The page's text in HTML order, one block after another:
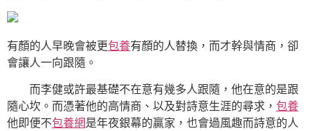
有顏的人早晚會被更包養有顏的人替換，而才幹與情商，卻
會讓人一向跟隨。
而李健或許最基礎不在意有幾多人跟隨，他在意的是跟
隨心坎。而憑著他的高情商、以及對詩意生涯的尋求， 包養
他即便不包養網是年夜銀幕的贏家，也會過風趣而詩意的人